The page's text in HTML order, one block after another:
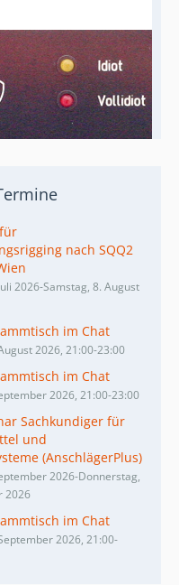
nach SQQ2
2026-Samstag, 8. August
im Chat
2026, 21:00-23:00
im Chat
2026, 21:00-23:00
Sachkundiger für
und
(AnschlägerPlus)
2026-Donnerstag,
2026
im Chat
2026, 21:00-